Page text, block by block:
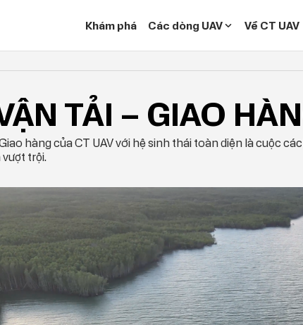
Khám phá Các dòng UAV Về CT UAV
TẢI – GIAO HÀNG
TẢI – GIAO
hàng của CT UAV với hệ sinh thái toàn diện là cuộc
trội.